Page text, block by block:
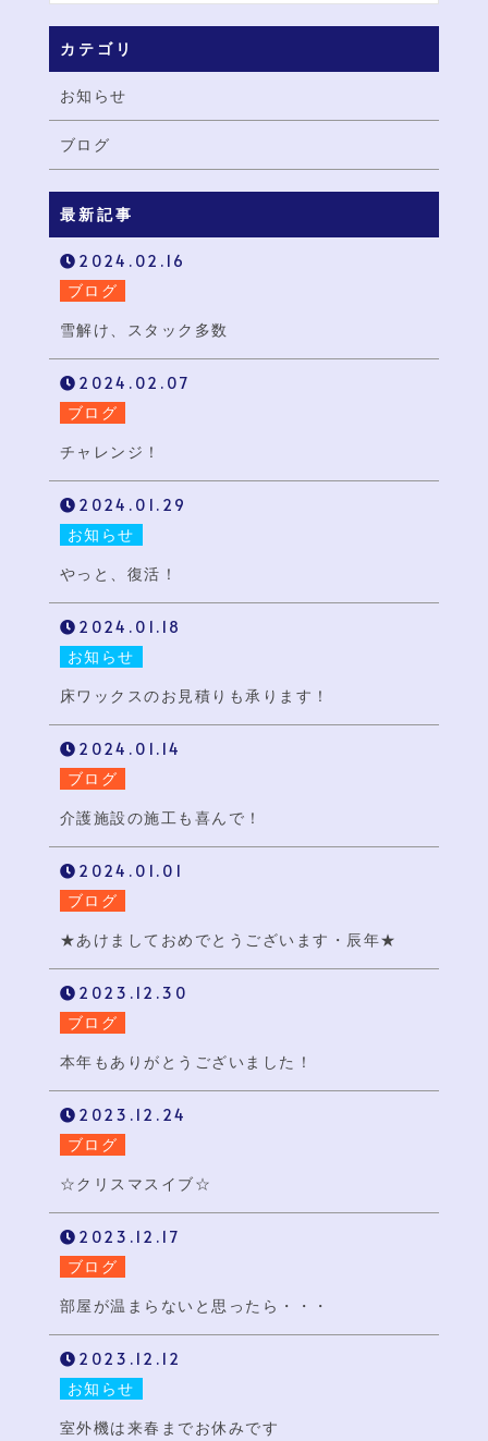
カテゴリ
お知らせ
ブログ
最新記事
2024.02.16
ブログ
雪解け、スタック多数
2024.02.07
ブログ
チャレンジ！
2024.01.29
お知らせ
やっと、復活！
2024.01.18
お知らせ
床ワックスのお見積りも承ります！
2024.01.14
ブログ
介護施設の施工も喜んで！
2024.01.01
ブログ
★あけましておめでとうございます・辰年★
2023.12.30
ブログ
本年もありがとうございました！
2023.12.24
ブログ
☆クリスマスイブ☆
2023.12.17
ブログ
部屋が温まらないと思ったら・・・
2023.12.12
お知らせ
室外機は来春までお休みです